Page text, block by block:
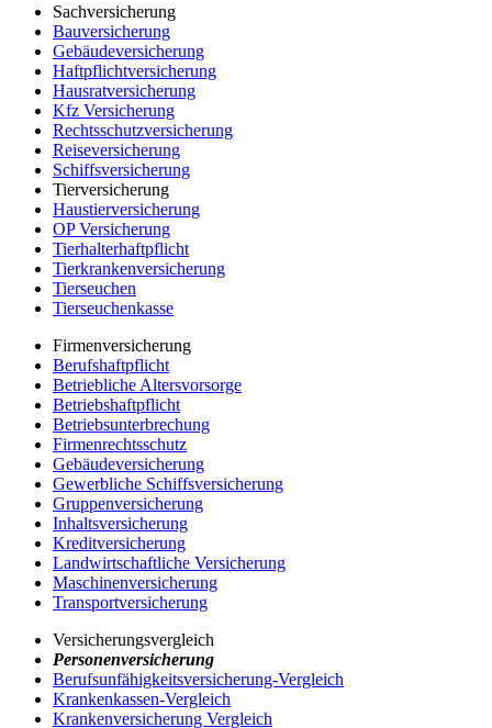
Sachversicherung
Bauversicherung
Gebäudeversicherung
Haftpflichtversicherung
Hausratversicherung
Kfz Versicherung
Rechtsschutzversicherung
Reiseversicherung
Schiffsversicherung
Tierversicherung
Haustierversicherung
OP Versicherung
Tierhalterhaftpflicht
Tierkrankenversicherung
Tierseuchen
Tierseuchenkasse
Firmenversicherung
Berufshaftpflicht
Betriebliche Altersvorsorge
Betriebshaftpflicht
Betriebsunterbrechung
Firmenrechtsschutz
Gebäudeversicherung
Gewerbliche Schiffsversicherung
Gruppenversicherung
Inhaltsversicherung
Kreditversicherung
Landwirtschaftliche Versicherung
Maschinenversicherung
Transportversicherung
Versicherungsvergleich
Personenversicherung
Berufsunfähigkeitsversicherung-Vergleich
Krankenkassen-Vergleich
Krankenversicherung Vergleich